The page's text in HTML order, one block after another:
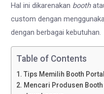
Hal ini dikarenakan booth
custom dengan
dengan berbagai kebutuhan.
Table of Contents
Tips Memilih Booth
Mencari Produsen